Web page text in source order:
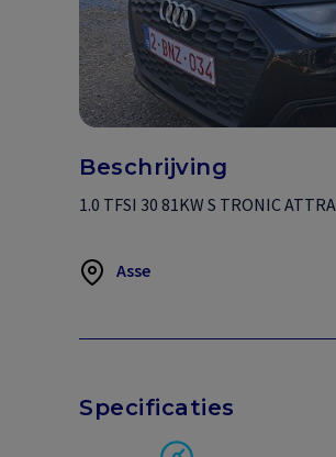
Beschrijving
1.0 TFSI 30 81KW S TRONIC
Asse
Specificaties